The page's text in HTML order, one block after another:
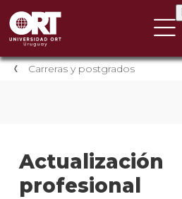
Carreras y postgrados
Actualización
profesional